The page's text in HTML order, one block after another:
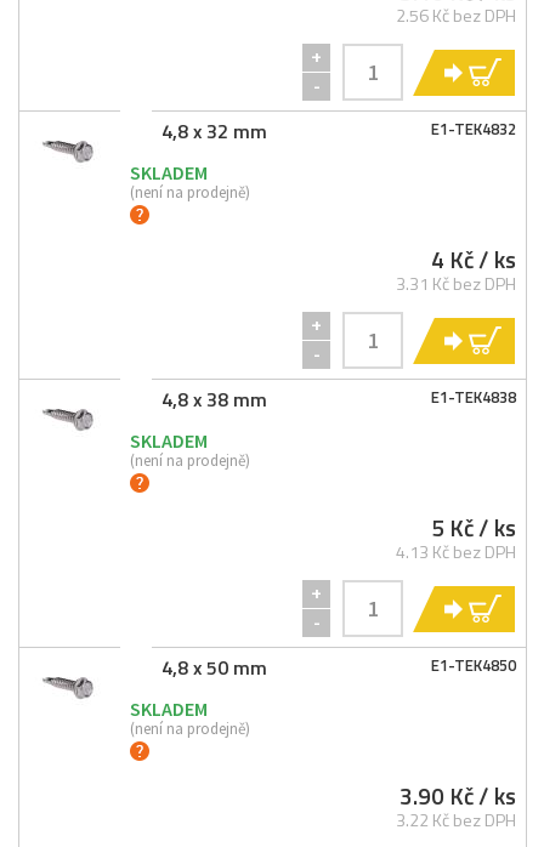
2.56 Kč bez DPH
+
-
E1-TEK4832
4,8 x 32 mm
SKLADEM
(není na prodejně)
4 Kč/ ks
3.31 Kč bez DPH
+
-
E1-TEK4838
4,8 x 38 mm
SKLADEM
(není na prodejně)
5 Kč/ ks
4.13 Kč bez DPH
+
-
E1-TEK4850
4,8 x 50 mm
SKLADEM
(není na prodejně)
3.90 Kč/ ks
3.22 Kč bez DPH